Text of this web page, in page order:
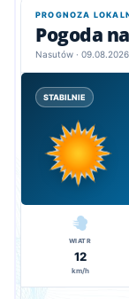
PROGNOZA
Pogoda
Nasutów · 09.08.2026
STABILNIE
WIATR
12
km/h